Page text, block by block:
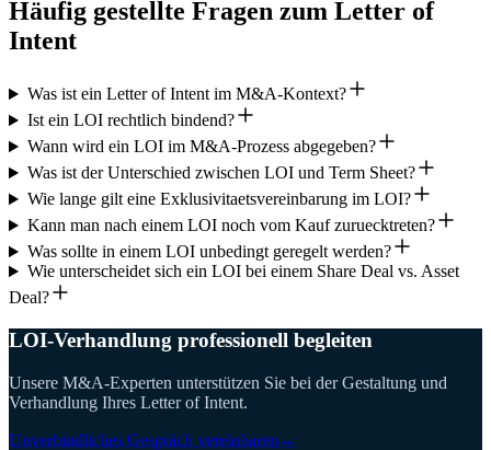
Häufig gestellte Fragen zum Letter of
Intent
Was ist ein Letter of Intent im M&A-Kontext?
Ist ein LOI rechtlich bindend?
Wann wird ein LOI im M&A-Prozess abgegeben?
Was ist der Unterschied zwischen LOI und Term Sheet?
Wie lange gilt eine Exklusivitaetsvereinbarung im LOI?
Kann man nach einem LOI noch vom Kauf zuruecktreten?
Was sollte in einem LOI unbedingt geregelt werden?
Wie unterscheidet sich ein LOI bei einem Share Deal vs. Asset
Deal?
LOI-Verhandlung professionell begleiten
Unsere M&A-Experten unterstützen Sie bei der Gestaltung und
Verhandlung Ihres Letter of Intent.
Unverbindliches Gespräch vereinbaren →